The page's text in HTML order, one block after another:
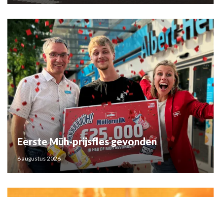
Eerste Müh-prijsfles gevonden
6 augustus 2026